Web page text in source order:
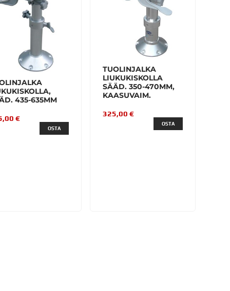
435-635MM
€
OSTA
TUOLINJALKA
LIUKUKISKOLLA
SÄÄD. 350-470MM,
KAASUVAIM.
325,00 €
OSTA